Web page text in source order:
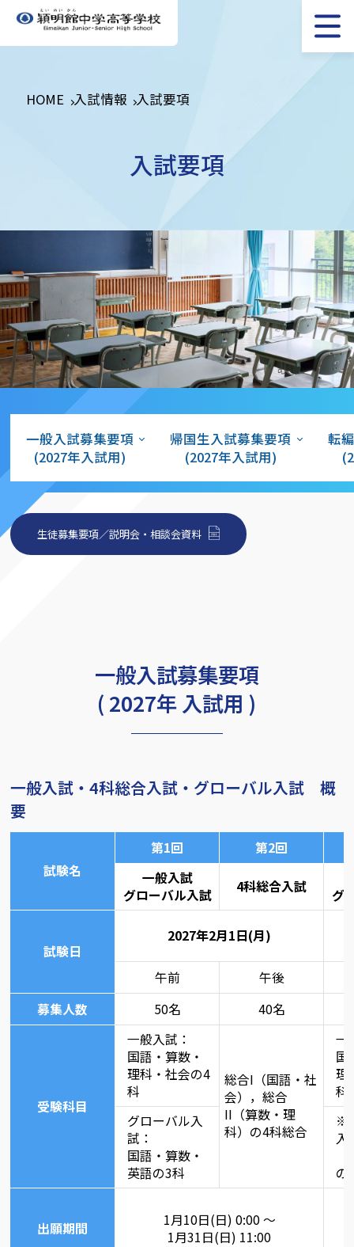
HOME 入試情報 入試要項
入試要項​
一般入試募集要項
(2027年入試用)
帰国生入試募集要項
(2027年入試用)
転
生徒募集要項／説明会・相談会資料
一般入試募集要項
( 2027年 入試用 )
一般入試・4科総合入試・グローバル入試 概
要
試験名
第1回
第2回
一般入試
グローバル入試
4科総合入試
グ
試験日
2027年2月1日(月)
午前
午後
募集人数
50名 40名
受験科目
一般入試：
国語・算数・
理科・社会の4
科
総合I（国語・社
会），総合
II（算数・理
科）の4科総合
一
国
理
科
グローバル入
試：
国語・算数・
英語の3科
※
入
の
出願期間
1月10日(日) 0:00 ～
1月31日(日) 11:00